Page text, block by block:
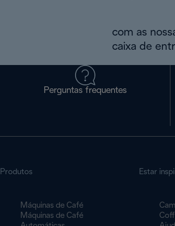
com as
caixa de
Perguntas frequentes
Produtos
Máquinas de Café
Máquinas de Café
Estar